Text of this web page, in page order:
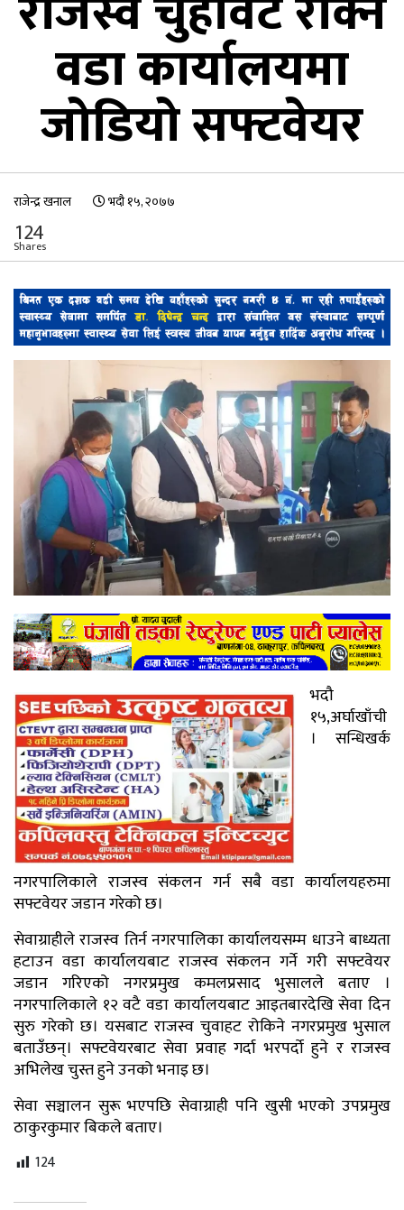
वडा कार्यालयमा
जोडियो सफ्टवेयर
राजेन्द्र खनाल भदौ १५, २०७७
124
Shares
भदौ
१५,अर्घाखाँची
। सन्धिखर्क
नगरपालिकाले राजस्व संकलन गर्न सबै वडा कार्यालयहरुमा
सफ्टवेयर जडान गरेको छ।
सेवाग्राहीले राजस्व तिर्न नगरपालिका कार्यालयसम्म धाउने बाध्यता
हटाउन वडा कार्यालयबाट राजस्व संकलन गर्ने गरी सफ्टवेयर
जडान गरिएको नगरप्रमुख कमलप्रसाद भुसालले बताए ।
नगरपालिकाले १२ वटै वडा कार्यालयबाट आइतबारदेखि सेवा दिन
सुरु गरेको छ। यसबाट राजस्व चुवाहट रोकिने नगरप्रमुख भुसाल
बताउँछन्। सफ्टवेयरबाट सेवा प्रवाह गर्दा भरपर्दो हुने र राजस्व
अभिलेख चुस्त हुने उनको भनाइ छ।
सेवा सञ्चालन सुरू भएपछि सेवाग्राही पनि खुसी भएको उपप्रमुख
ठाकुरकुमार बिकले बताए।
124